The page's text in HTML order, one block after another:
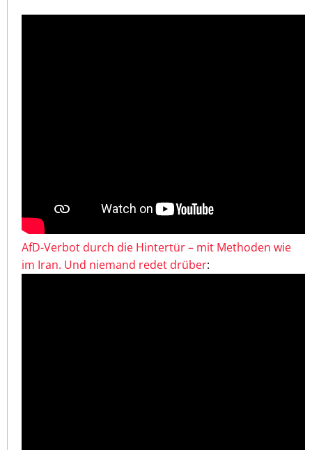
AfD-Verbot durch die Hintertür – mit Methoden wie
im Iran. Und niemand redet drüber: